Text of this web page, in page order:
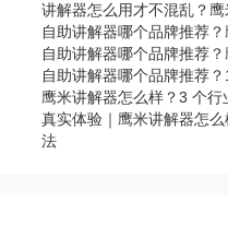
讲解器怎么用才不混乱？
自助讲解器哪个品牌推荐
自助讲解器哪个品牌推荐
自助讲解器哪个品牌推荐
鹰米讲解器怎么样？3 个
真实体验｜鹰米讲解器怎
法